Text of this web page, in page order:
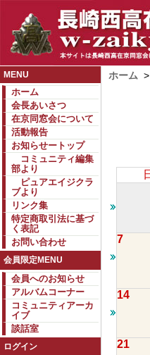
MENU
ホーム
会長あいさつ
在京同窓会について
活動報告
お知らせートップ
コミュニティ編集
部より
ピュアエイジクラ
ブより
リンク集
特定商取引法に基づ
く表記
お問い合わせ
会員限定MENU
会員へのお知らせ
アルバムコーナー
コミュニティアーカ
イブ
談話室
ログイン
ホーム >
7
14
21